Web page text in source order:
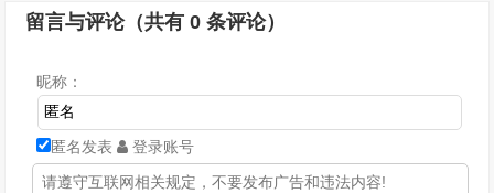
留言与评论（共有0 条评论）
昵称：
匿名发表 登录账号